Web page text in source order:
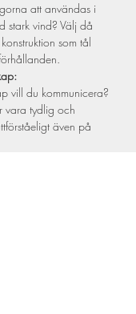
att användas i
stark vind? Välj då
som tål
vill du kommunicera?
vara tydlig och
även på